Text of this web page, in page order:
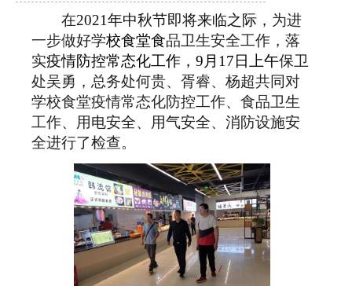
在2021年中秋节即将来临之际， 为进
一步做好学校食堂食品卫生安全工作，落
实疫情防控常态化工作， 9 月 17日上午保卫
处吴勇，总务处何贵、胥睿、杨超共同对
学校食堂疫情常态化防控工作、食品卫生
工作、用电安全、用气安全、消防设施安
全进行了检查。